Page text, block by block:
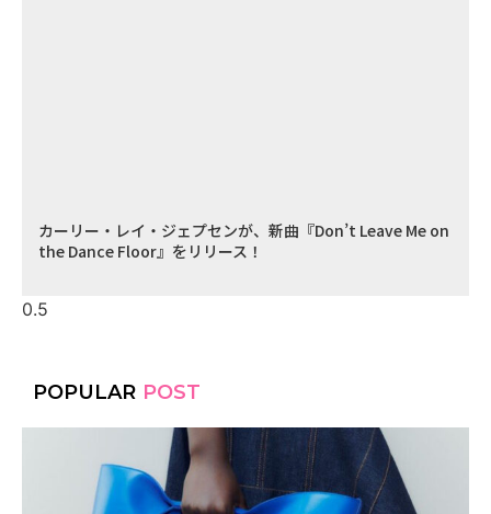
カーリー・レイ・ジェプセンが、新曲『Don’t Leave Me on
the Dance Floor』をリリース！
POPULAR POST